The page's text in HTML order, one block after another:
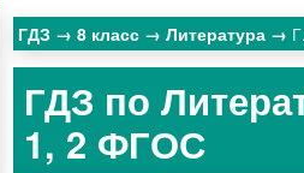
ГДЗ 8 класс Литература
ГДЗ по
1, 2 ФГОС